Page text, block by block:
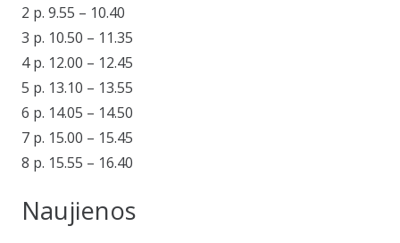
2 p. 9.55 – 10.40
3 p. 10.50 – 11.35
4 p. 12.00 – 12.45
5 p. 13.10 – 13.55
6 p. 14.05 – 14.50
7 p. 15.00 – 15.45
8 p. 15.55 – 16.40
Naujienos